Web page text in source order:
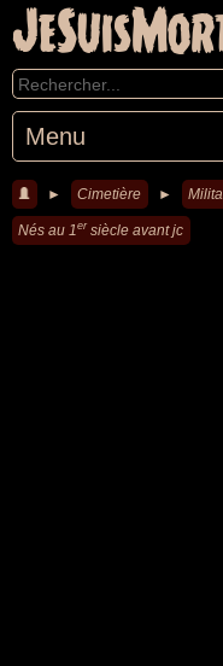
Menu
► Cimetière ►
Nés au 1er siècle avant jc